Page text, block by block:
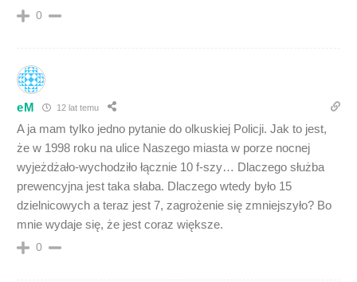
0
eM 12 lat temu
A ja mam tylko jedno pytanie do olkuskiej Policji. Jak to jest,
że w 1998 roku na ulice Naszego miasta w porze nocnej
wyjeżdżało-wychodziło łącznie 10 f-szy… Dlaczego służba
prewencyjna jest taka słaba. Dlaczego wtedy było 15
dzielnicowych a teraz jest 7, zagrożenie się zmniejszyło? Bo
mnie wydaje się, że jest coraz większe.
0